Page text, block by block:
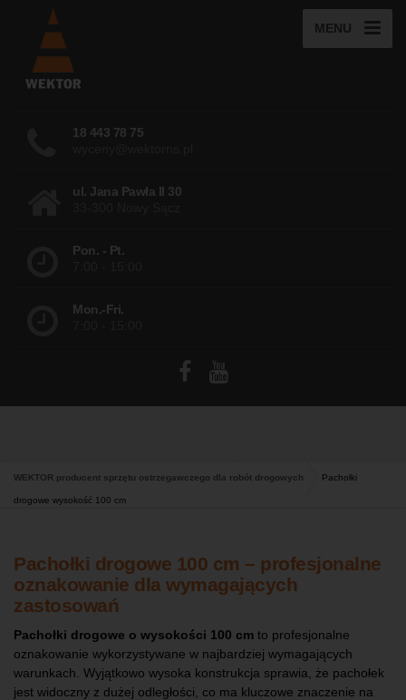
MENU
18 443 78 75
ul. Jana Pawła II 30
Pon. - Pt.
Mon.-Fri.
WEKTOR producent sprzętu ostrzegawczego dla robót drogowych Pachołki
drogowe wysokość 100 cm
Pachołki drogowe 100 cm – profesjonalne
oznakowanie dla wymagających
zastosowań
Pachołki drogowe o wysokości 100 cm to profesjonalne
oznakowanie wykorzystywane w najbardziej wymagających
warunkach. Wyjątkowo wysoka konstrukcja sprawia, że pachołek
jest widoczny z dużej odległości, co ma kluczowe znaczenie na